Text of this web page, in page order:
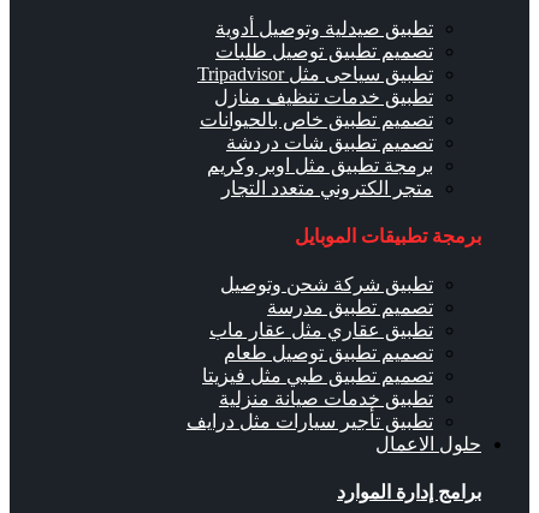
تطبيق صيدلية وتوصيل أدوية
تصميم تطبيق توصيل طلبات
تطبيق سياحى مثل Tripadvisor
تطبيق خدمات تنظيف منازل
تصميم تطبيق خاص بالحيوانات
تصميم تطبيق شات دردشة
برمجة تطبيق مثل اوبر وكريم
متجر الكتروني متعدد التجار
برمجة تطبيقات الموبايل
تطبيق شركة شحن وتوصيل
تصميم تطبيق مدرسة
تطبيق عقاري مثل عقار ماب
تصميم تطبيق توصيل طعام
تصميم تطبيق طبي مثل فيزيتا
تطبيق خدمات صيانة منزلية
تطبيق تأجير سيارات مثل درايف
حلول الاعمال
برامج إدارة الموارد